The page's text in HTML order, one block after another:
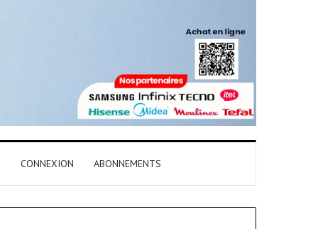
CONNEXION ABONNEMENTS